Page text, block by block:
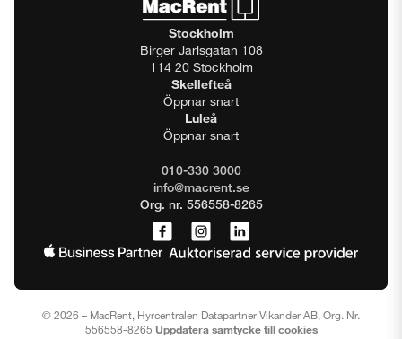
Stockholm
Birger Jarlsgatan 108
114 20 Stockholm
Skellefteå
Öppnar snart
Luleå
Öppnar snart
010-330 3000
info@macrent.se
Org. nr. 556558-8265
© 2026 – MacRent, Hyrcentralen Datapartner Vikander AB, Org. Nr.
556558-8265 Uppdatera samtycke till cookies